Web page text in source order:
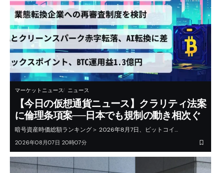
マーケットニュース ニュース
【今日の仮想通貨ニュース】クラリティ法案
に倫理条項案──日本でも規制の動き相次ぐ
暗号資産時価総額ランキング＞ 2026年8月7日、ビットコイ…
2026年08月07日 20時07分